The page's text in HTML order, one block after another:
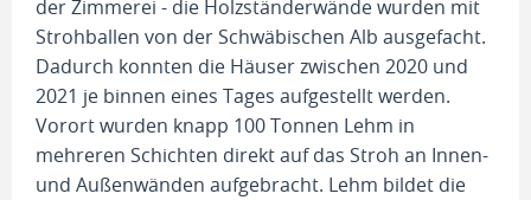
der Zimmerei - die Holzständerwände wurden mit
Strohballen von der Schwäbischen Alb ausgefacht.
Dadurch konnten die Häuser zwischen 2020 und
2021 je binnen eines Tages aufgestellt werden.
Vorort wurden knapp 100 Tonnen Lehm in
mehreren Schichten direkt auf das Stroh an Innen-
und Außenwänden aufgebracht. Lehm bildet die